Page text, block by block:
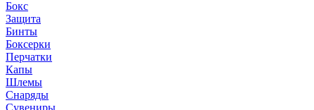
Бокс
Защита
Бинты
Боксерки
Перчатки
Капы
Шлемы
Снаряды
Сувениры